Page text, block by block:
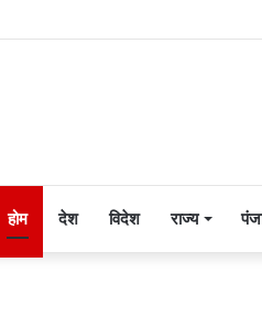
होम देश विदेश राज्य